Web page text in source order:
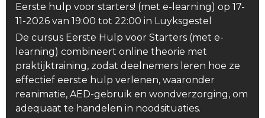
Eerste hulp voor starters! (met e-learning) op 17-
11-2026 van 19:00 tot 22:00 in Luyksgestel
De cursus Eerste Hulp voor Starters (met e-
learning) combineert online theorie met
praktijktraining, zodat deelnemers leren hoe ze
effectief eerste hulp verlenen, waaronder
reanimatie, AED-gebruik en wondverzorging, om
adequaat te handelen in noodsituaties.